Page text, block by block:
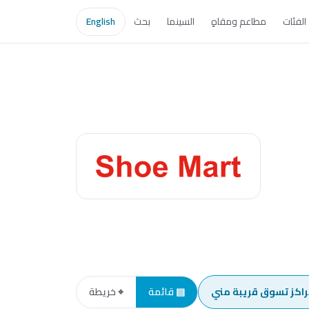
الفئات مطاعم ومقاهٍ السينما بحث English
تسوق قريبة مني ▤ قائمة ⌖ خريطة